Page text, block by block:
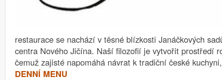
restaurace se nachází v těsné blízkosti Janáčkových
centra Nového Jičína. Naší filozofií je vytvořit prostředí
čemuž zajisté napomáhá návrat k tradiční české
DENNÍ MENU